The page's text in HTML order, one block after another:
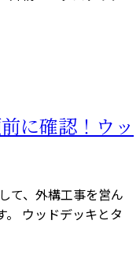
に確認！ウッ
て、外構工事を営ん
。 ウッドデッキとタ